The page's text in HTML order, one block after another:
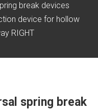
break devices
device for hollow
RIGHT
spring break